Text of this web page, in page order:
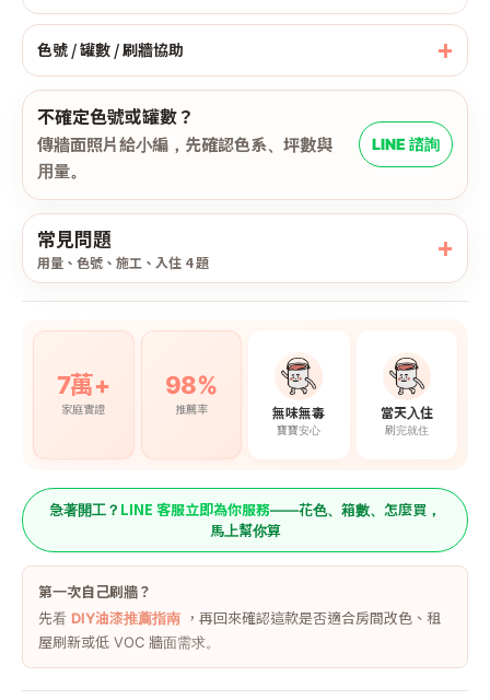
色號 / 罐數 / 刷牆協助
不確定色號或罐數？
傳牆面照片給小編，先確認色系、坪數與
用量。
LINE 諮詢
常見問題
用量、色號、施工、入住 4 題
7萬+
家庭實證
98%
推薦率 無味無毒
寶寶安心
當天入住
刷完就住
急著開工？ LINE 客服立即為你服務——花色、箱數、怎麼買，
馬上幫你算
第一次自己刷牆？
先看 DIY油漆推薦指南 ，再回來確認這款是否適合房間改色、租
屋刷新或低 VOC 牆面需求。